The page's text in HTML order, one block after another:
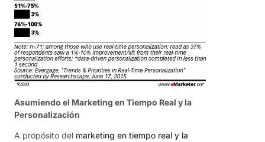
Asumiendo el Marketing en Tiempo Real y la
Personalización
A propósito del marketing en tiempo real y la